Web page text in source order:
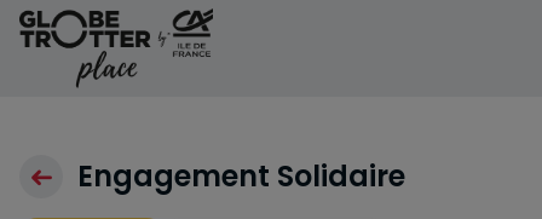
Aller au contenu
Engagement Solidaire